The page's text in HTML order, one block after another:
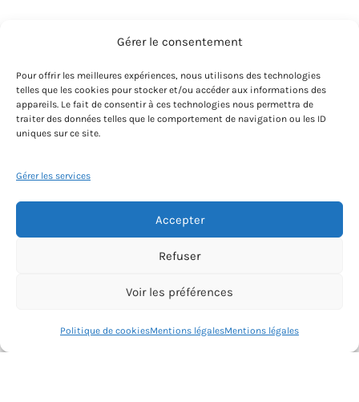
Gérer le consentement
Pour offrir les meilleures expériences, nous utilisons des technologies
telles que les cookies pour stocker et/ou accéder aux informations des
appareils. Le fait de consentir à ces technologies nous permettra de
traiter des données telles que le comportement de navigation ou les ID
uniques sur ce site.
Gérer les services
Accepter
Refuser
Voir les préférences
Politique de cookiesMentions légalesMentions légales